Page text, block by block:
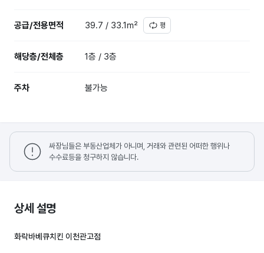
공급/전용면적 39.7 / 33.1㎡ 평
해당층/전체층 1층 / 3층
주차 불가능
싸장님들은 부동산업체가 아니며, 거래와 관련된 어떠한 행위나
수수료등을 청구하지 않습니다.
상세 설명
화락바베큐치킨 이천관고점